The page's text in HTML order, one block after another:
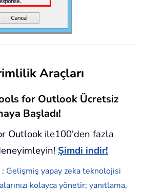
Araçları
for Outlook Ücretsiz
Başladı!
Outlook ile100'den fazla
Şimdi indir!
: Gelişmiş yapay zeka teknolojisi
kolayca yönetir; yanıtlama,